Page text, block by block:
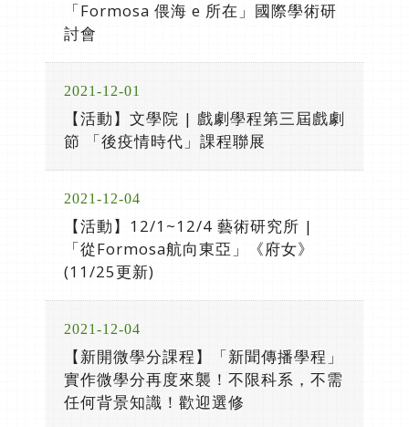
「Formosa 偎海 e 所在」國際學術研
討會
2021-12-01
【活動】文學院 | 戲劇學程第三屆戲劇
節 「後疫情時代」課程聯展
2021-12-04
【活動】12/1~12/4 藝術研究所 |
「從Formosa航向東亞」《府女》
(11/25更新)
2021-12-04
【新開微學分課程】「新聞傳播學程」
實作微學分再度來襲！不限科系，不需
任何背景知識！歡迎選修